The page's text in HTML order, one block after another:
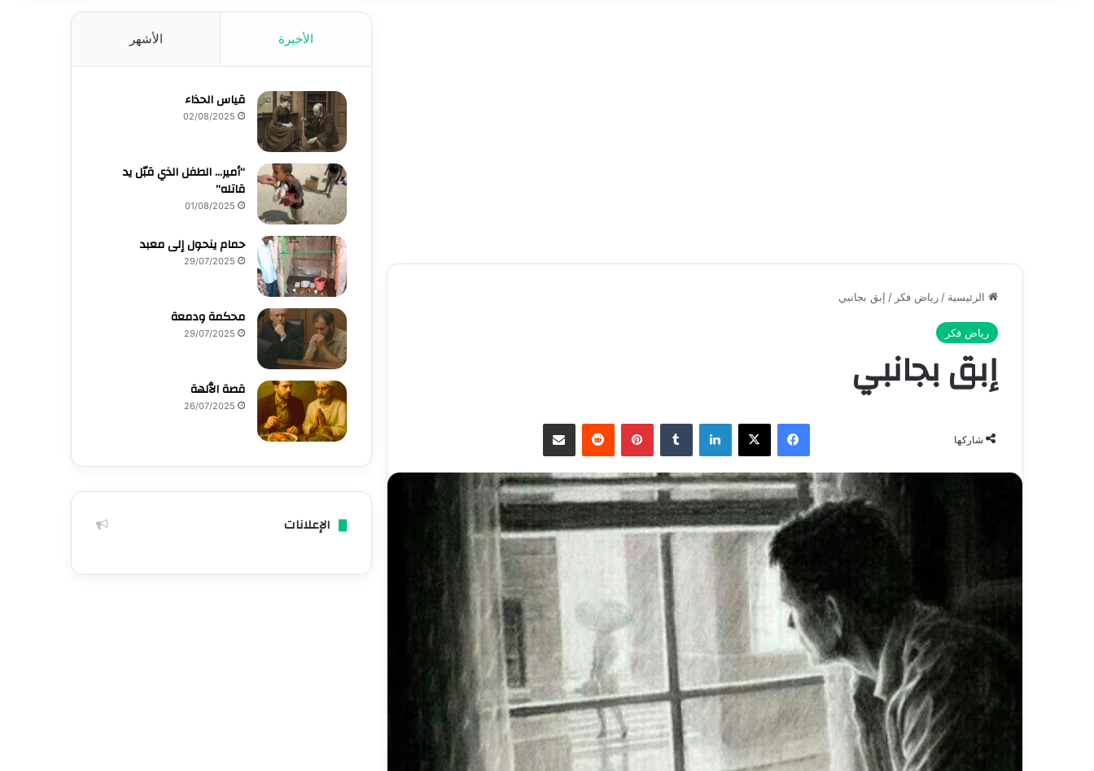
الرئيسية / رياض فكر / إبق بجانبي
رياض فكر
إبق بجانبي
شاركها
فيسبوك ‫X لينكدإن ‏Tumblr بينتيريست
‏Reddit مشاركة عبر البريد
الأخيرة الأشهر
قياس الحذاء
02/08/2025
“أمير… الطفل الذي قبّل يد
قاتله”
01/08/2025
حمام ينحول إلى معبد
29/07/2025
محكمة ودمعة
29/07/2025
قصة الٱلهة
26/07/2025
الإعلانات